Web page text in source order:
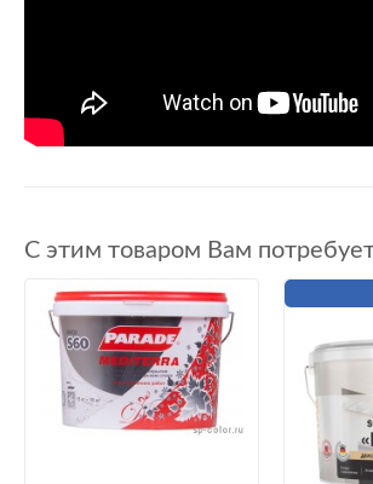
С этим товаром Вам